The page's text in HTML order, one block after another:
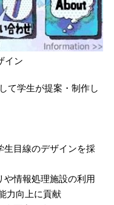
イン
て学生が提案・制作し
生目線のデザインを採
情報処理施設の利用
力向上に貢献